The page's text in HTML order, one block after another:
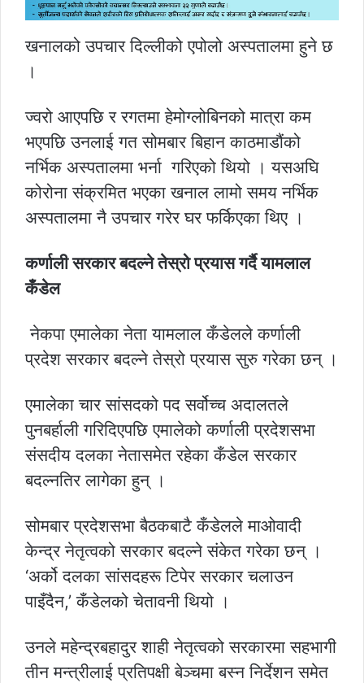
खनालको उपचार दिल्लीको एपोलो अस्पतालमा हुने छ
।
ज्वरो आएपछि र रगतमा हेमोग्लोबिनको मात्रा कम
भएपछि उनलाई गत सोमबार बिहान काठमाडौंको
नर्भिक अस्पतालमा भर्ना गरिएको थियो । यसअघि
कोरोना संक्रमित भएका खनाल लामो समय नर्भिक
अस्पतालमा नै उपचार गरेर घर फर्किएका थिए ।
कर्णाली सरकार बदल्ने तेस्रो प्रयास गर्दै यामलाल
कँडेल
नेकपा एमालेका नेता यामलाल कँडेलले कर्णाली
प्रदेश सरकार बदल्ने तेस्रो प्रयास सुरु गरेका छन् ।
एमालेका चार सांसदको पद सर्वोच्च अदालतले
पुनबर्हाली गरिदिएपछि एमालेको कर्णाली प्रदेशसभा
संसदीय दलका नेतासमेत रहेका कँडेल सरकार
बदल्नतिर लागेका हुन् ।
सोमबार प्रदेशसभा बैठकबाटै कँडेलले माओवादी
केन्द्र नेतृत्वको सरकार बदल्ने संकेत गरेका छन् ।
‘अर्को दलका सांसदहरू टिपेर सरकार चलाउन
पाइँदैन,’ कँडेलको चेतावनी थियो ।
उनले महेन्द्रबहादुर शाही नेतृत्वको सरकारमा सहभागी
तीन मन्त्रीलाई प्रतिपक्षी बेञ्चमा बस्न निर्देशन समेत